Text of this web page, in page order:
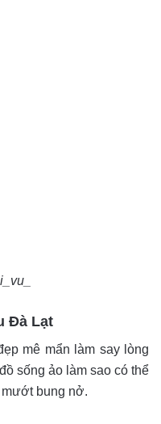
Đà Lạt
mê mẩn làm say lòng
sống ảo làm sao có thể
bung nở.